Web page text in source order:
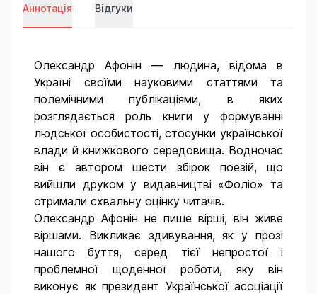
Аннотація Відгуки
Олександр Афонін — людина, відома в
Україні своїми науковими статтями та
полемічними публікаціями, в яких
розглядається роль книги у формуванні
людської особистості, стосунки української
влади й книжкового середовища. Водночас
він є автором шести збірок поезій, що
вийшли друком у видавництві «Фоліо» та
отримали схвальну оцінку читачів.
Олександр Афонін не пише вірші, він живе
віршами. Викликає здивування, як у прозі
нашого буття, серед тієї непростої і
проблемної щоденної роботи, яку він
виконує як президент Української асоціації